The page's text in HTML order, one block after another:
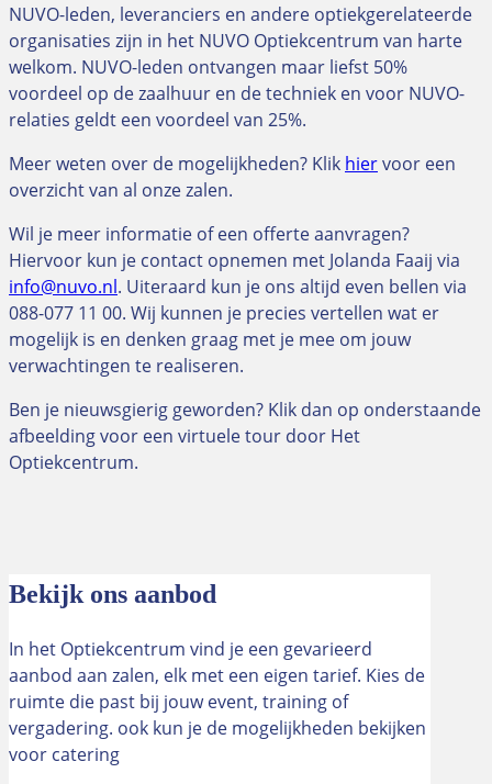
NUVO-leden, leveranciers en andere optiekgerelateerde
organisaties zijn in het NUVO Optiekcentrum van harte
welkom. NUVO-leden ontvangen maar liefst 50%
voordeel op de zaalhuur en de techniek en voor NUVO-
relaties geldt een voordeel van 25%.
Meer weten over de mogelijkheden? Klik hiervoor een
overzicht van al onze zalen.
Wil je meer informatie of een offerte aanvragen?
Hiervoor kun je contact opnemen met Jolanda Faaij via
info@nuvo.nl. Uiteraard kun je ons altijd even bellen via
088-077 11 00. Wij kunnen je precies vertellen wat er
mogelijk is en denken graag met je mee om jouw
verwachtingen te realiseren.
Ben je nieuwsgierig geworden? Klik dan op onderstaande
afbeelding voor een virtuele tour door Het
Optiekcentrum.
Bekijk ons aanbod
In het Optiekcentrum vind je een gevarieerd
aanbod aan zalen, elk met een eigen tarief. Kies de
ruimte die past bij jouw event, training of
vergadering. ook kun je de mogelijkheden bekijken
voor catering